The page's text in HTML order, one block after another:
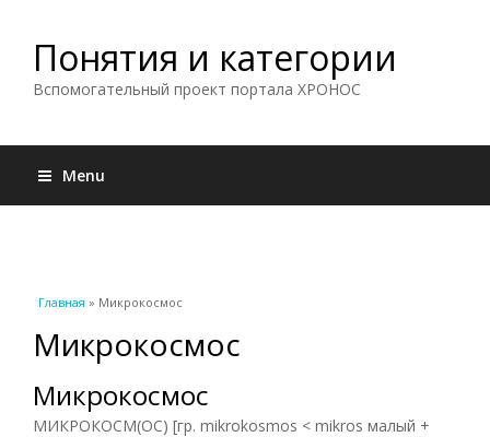
Понятия и категории
Вспомогательный проект портала ХРОНОС
Menu
Вы здесь
Главная » Микрокосмос
Микрокосмос
Микрокосмос
МИКРОКОСМ(ОС) [гр. mikrokosmos < mikros малый +